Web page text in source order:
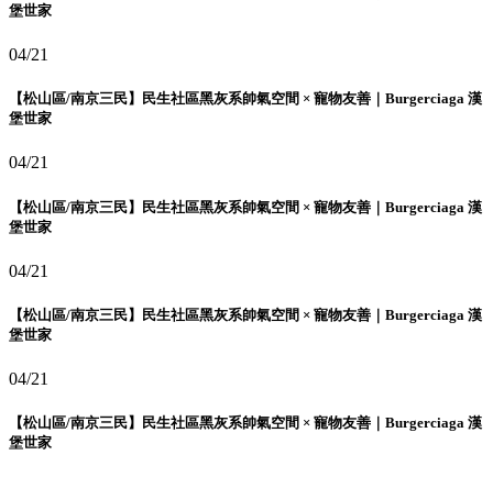
堡世家
04/21
【松山區/南京三民】民生社區黑灰系帥氣空間 × 寵物友善｜Burgerciaga 漢
堡世家
04/21
【松山區/南京三民】民生社區黑灰系帥氣空間 × 寵物友善｜Burgerciaga 漢
堡世家
04/21
【松山區/南京三民】民生社區黑灰系帥氣空間 × 寵物友善｜Burgerciaga 漢
堡世家
04/21
【松山區/南京三民】民生社區黑灰系帥氣空間 × 寵物友善｜Burgerciaga 漢
堡世家